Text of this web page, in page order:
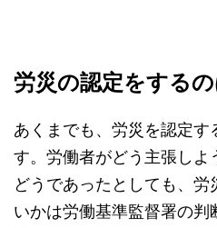
労災の認定をする
あくまでも、労災を認定
す。労働者がどう主張し
どうであったとしても、
いかは労働基準監督署の判